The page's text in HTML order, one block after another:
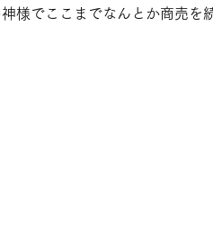
様でここまでなんとか商売を